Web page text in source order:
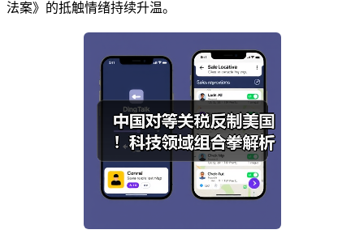
法案》的抵触情绪持续升温。